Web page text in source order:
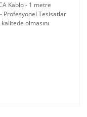
Kablo - 1 metre
Profesyonel Tesisatlar
olmasını